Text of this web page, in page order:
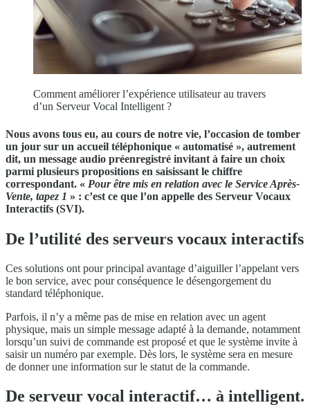
Comment améliorer l’expérience utilisateur au travers
d’un Serveur Vocal Intelligent ?
Nous avons tous eu, au cours de notre vie, l’occasion de tomber
un jour sur un accueil téléphonique « automatisé », autrement
dit, un message audio préenregistré invitant à faire un choix
parmi plusieurs propositions en saisissant le chiffre
correspondant. « Pour être mis en relation avec le Service Après-
Vente, tapez 1 » : c’est ce que l’on appelle des Serveur Vocaux
Interactifs (SVI).
De l’utilité des serveurs vocaux interactifs
Ces solutions ont pour principal avantage d’aiguiller l’appelant vers
le bon service, avec pour conséquence le désengorgement du
standard téléphonique.
Parfois, il n’y a même pas de mise en relation avec un agent
physique, mais un simple message adapté à la demande, notamment
lorsqu’un suivi de commande est proposé et que le système invite à
saisir un numéro par exemple. Dès lors, le système sera en mesure
de donner une information sur le statut de la commande.
De serveur vocal interactif… à intelligent.